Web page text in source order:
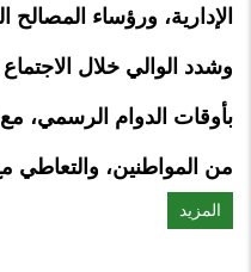
الإدارية، ورؤساء المصالح
وشدد الوالي خلال
بأوقات الدوام الرسمي،
من المواطنين، والتعاطي
المزيد